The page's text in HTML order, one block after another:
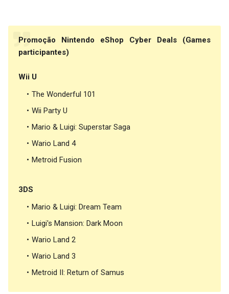
Promoção Nintendo eShop Cyber Deals (Games
participantes)
Wii U
The Wonderful 101
Wii Party U
Mario & Luigi: Superstar Saga
Wario Land 4
Metroid Fusion
3DS
Mario & Luigi: Dream Team
Luigi's Mansion: Dark Moon
Wario Land 2
Wario Land 3
Metroid II: Return of Samus